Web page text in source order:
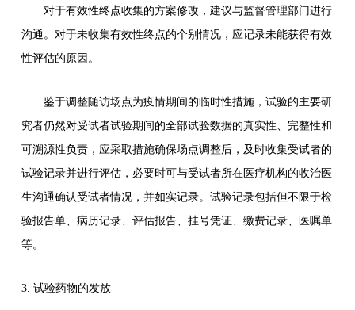
对于有效性终点收集的方案修改，建议与监督管理部门进行
沟通。对于未收集有效性终点的个别情况，应记录未能获得有效
性评估的原因。
鉴于调整随访场点为疫情期间的临时性措施，试验的主要研
究者仍然对受试者试验期间的全部试验数据的真实性、完整性和
可溯源性负责，应采取措施确保场点调整后，及时收集受试者的
试验记录并进行评估，必要时可与受试者所在医疗机构的收治医
生沟通确认受试者情况，并如实记录。试验记录包括但不限于检
验报告单、病历记录、评估报告、挂号凭证、缴费记录、医嘱单
等。
3. 试验药物的发放